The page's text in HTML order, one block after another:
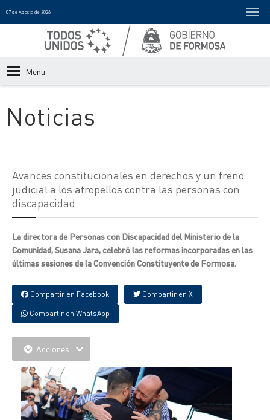
07 de Agosto de 2026
Menu
Noticias
Avances constitucionales en derechos y un freno
judicial a los atropellos contra las personas con
discapacidad
La directora de Personas con Discapacidad del Ministerio de la
Comunidad, Susana Jara, celebró las reformas incorporadas en las
últimas sesiones de la Convención Constituyente de Formosa.
Compartir en Facebook Compartir en X
Compartir en WhatsApp
Acciones